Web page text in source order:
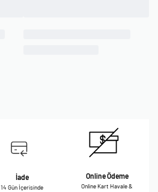
İade
14 Gün İçerisinde
Online Ödeme
Online Kart Havale &